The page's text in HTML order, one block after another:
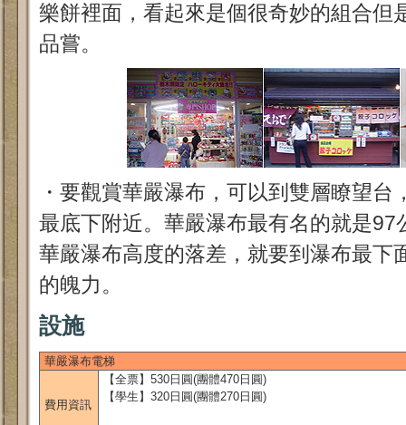
樂餅裡面，看起來是個很奇妙的組合但
品嘗。
・要觀賞華嚴瀑布，可以到雙層瞭望
最底下附近。華嚴瀑布最有名的就是97
華嚴瀑布高度的落差，就要到瀑布最下
的魄力。
設施
華嚴瀑布電梯
費用資訊
【全票】530日圓(團體470日圓)
【學生】320日圓(團體270日圓)